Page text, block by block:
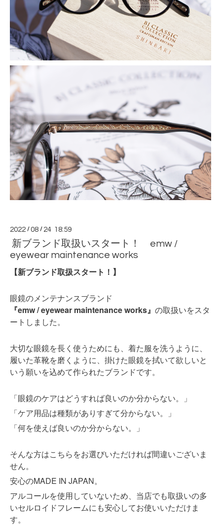
2022 /08 / 24 18:59
新ブランド取扱いスタート！ emw /
eyewear maintenance works
【新ブランド取扱スタート！】
眼鏡のメンテナンスブランド
『emw / eyewear maintenance works』 の取扱いをスタ
ートしました。
大切な眼鏡を長く使うためにも、着た服を洗うように、
履いた革靴を磨くように、掛けた眼鏡を拭いて欲しいと
いう願いを込めて作られたブランドです。
「眼鏡のケアはどうすれば良いのか分からない。」
「ケア用品は種類がありすぎて分からない。」
「何を使えば良いのか分からない。」
そんな方はこちらをお選びいただければ間違いございま
せん。
安心のMADE IN JAPAN。
アルコールを使用していないため、当店でも取扱いの多
いセルロイドフレームにも安心してお使いいただけま
す。